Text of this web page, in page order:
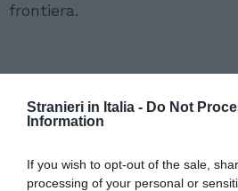
Stranieri in Italia - Do Not
Information
If you wish to opt-out of the sale,
processing of your personal or
frontiera.